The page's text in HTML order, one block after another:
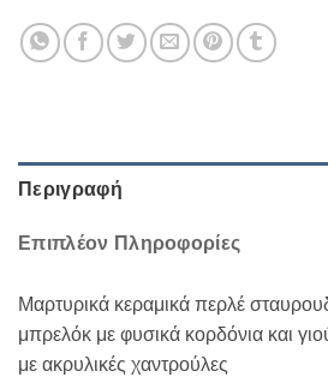
Περιγραφή
Επιπλέον Πληροφορίες
Μαρτυρικά κεραμικά περλέ
μπρελόκ με φυσικά κορδόνια και
με ακρυλικές χαντρούλες